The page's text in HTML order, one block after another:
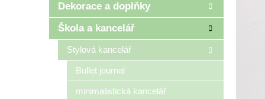
r
n
Dekorace a doplňky
Škola a kancelář
Stylová kancelář
Bullet journal
minimalistická kancelář